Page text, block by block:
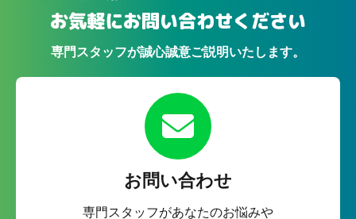
お気軽にお問い合わせください
専門スタッフが誠心誠意ご説明いたします。
お問い合わせ
専門スタッフがあなたのお悩みや